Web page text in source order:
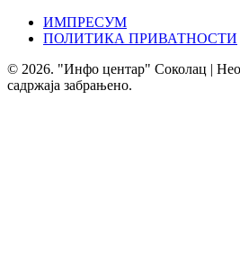
ИМПРЕСУМ
ПОЛИТИКА ПРИВАТНОСТИ
© 2026. "Инфо центар" Соколац |
садржаја забрањено.